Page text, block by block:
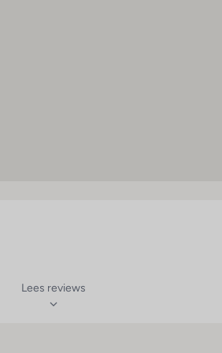
Lees reviews